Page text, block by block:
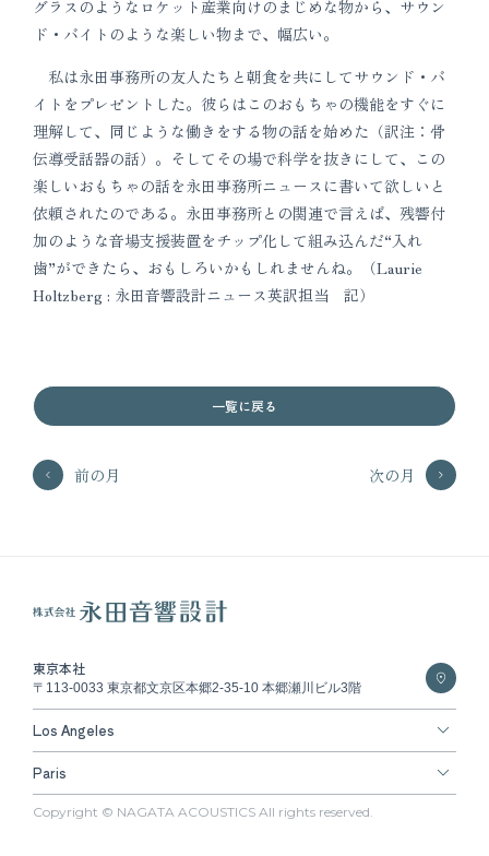
グラスのようなロケット産業向けのまじめな物から、サウン
ド・バイトのような楽しい物まで、幅広い。
私は永田事務所の友人たちと朝食を共にしてサウンド・バ
イトをプレゼントした。彼らはこのおもちゃの機能をすぐに
理解して、同じような働きをする物の話を始めた（訳注：骨
伝導受話器の話）。そしてその場で科学を抜きにして、この
楽しいおもちゃの話を永田事務所ニュースに書いて欲しいと
依頼されたのである。永田事務所との関連で言えば、残響付
加のような音場支援装置をチップ化して組み込んだ“入れ
歯”ができたら、おもしろいかもしれませんね。（Laurie
Holtzberg : 永田音響設計ニュース英訳担当 記）
前の月
一覧に戻る
次の月
東京本社
〒113-0033 東京都文京区本郷2-35-10 本郷瀬川ビル3階
Los Angeles
Paris
Copyright © NAGATA ACOUSTICS All rights reserved.